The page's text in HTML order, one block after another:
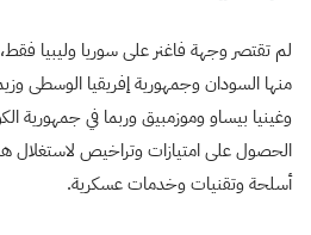
لم تقتصر وجهة فاغنر على سوريا وليبيا
منها السودان وجمهورية إفريقيا الوسطى
وغينيا بيساو وموزمبيق وربما في جمهورية
الحصول على امتيازات وتراخيص لاستغلال
أسلحة وتقنيات وخدمات عسكرية.